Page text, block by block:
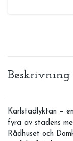
Beskrivning
Karlstadlyktan –
fyra av stadens
Rådhuset och